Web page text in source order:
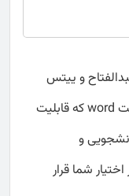
و ییتس
ارائه شده به صورت کامل و دقیق با فرمت word که قابلیت
و
شما قرار